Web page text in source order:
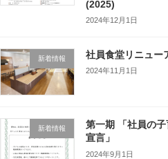
(2025)
2024年12月1日
新着情報 社員食堂リニュー
2024年11月1日
新着情報
第一期 「社員の
宣言」
2024年9月1日